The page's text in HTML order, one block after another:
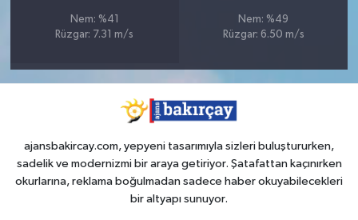
Nem: %41
Rüzgar: 7.31 m/s
Nem: %49
Rüzgar: 6.50 m/s
ajansbakircay.com, yepyeni tasarımıyla sizleri buluştururken,
sadelik ve modernizmi bir araya getiriyor. Şatafattan kaçınırken
okurlarına, reklama boğulmadan sadece haber okuyabilecekleri
bir altyapı sunuyor.